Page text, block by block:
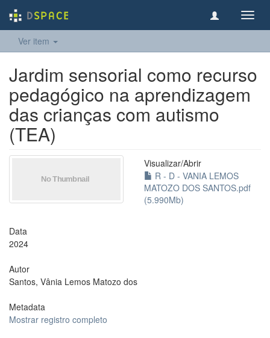
Ver item
Jardim sensorial como recurso
pedagógico na aprendizagem
das crianças com autismo
(TEA)
Visualizar/Abrir
R - D - VANIA LEMOS
MATOZO DOS SANTOS.pdf
(5.990Mb)
Data
2024
Autor
Santos, Vânia Lemos Matozo dos
Metadata
Mostrar registro completo